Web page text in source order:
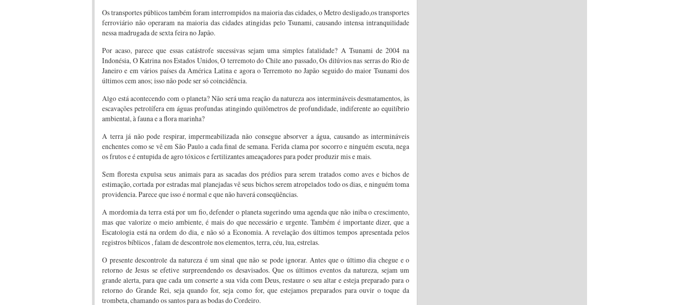
Os transportes públicos também foram interrompidos na maioria das cidades, o Metro desligado,os transportes
ferroviário não operaram na maioria das cidades atingidas pelo Tsunami, causando intensa intranquilidade
nessa madrugada de sexta feira no Japão.
Por acaso, parece que essas catástrofe sucessivas sejam uma simples fatalidade? A Tsunami de 2004 na
Indonésia, O Katrina nos Estados Unidos, O terremoto do Chile ano passado, Os dilúvios nas serras do Rio de
Janeiro e em vários países da América Latina e agora o Terremoto no Japão seguido do maior Tsunami dos
últimos cem anos; isso não pode ser só coincidência.
Algo está acontecendo com o planeta? Não será uma reação da natureza aos intermináveis desmatamentos, às
escavações petrolífera em águas profundas atingindo quilômetros de profundidade, indiferente ao equilíbrio
ambiental, à fauna e a flora marinha?
A terra já não pode respirar, impermeabilizada não consegue absorver a água, causando as intermináveis
enchentes como se vê em São Paulo a cada final de semana. Ferida clama por socorro e ninguém escuta, nega
os frutos e é entupida de agro tóxicos e fertilizantes ameaçadores para poder produzir mis e mais.
Sem floresta expulsa seus animais para as sacadas dos prédios para serem tratados como aves e bichos de
estimação, cortada por estradas mal planejadas vê seus bichos serem atropelados todo os dias, e ninguém toma
providencia. Parece que isso é normal e que não haverá conseqüências.
A mordomia da terra está por um fio, defender o planeta sugerindo uma agenda que não iniba o crescimento,
mas que valorize o meio ambiente, é mais do que necessário e urgente. Também é importante dizer, que a
Escatologia está na ordem do dia, e não só a Economia. A revelação dos últimos tempos apresentada pelos
registros bíblicos , falam de descontrole nos elementos, terra, céu, lua, estrelas.
O presente descontrole da natureza é um sinal que não se pode ignorar. Antes que o último dia chegue e o
retorno de Jesus se efetive surpreendendo os desavisados. Que os últimos eventos da natureza, sejam um
grande alerta, para que cada um conserte a sua vida com Deus, restaure o seu altar e esteja preparado para o
retorno do Grande Rei, seja quando for, seja como for, que estejamos preparados para ouvir o toque da
trombeta, chamando os santos para as bodas do Cordeiro.